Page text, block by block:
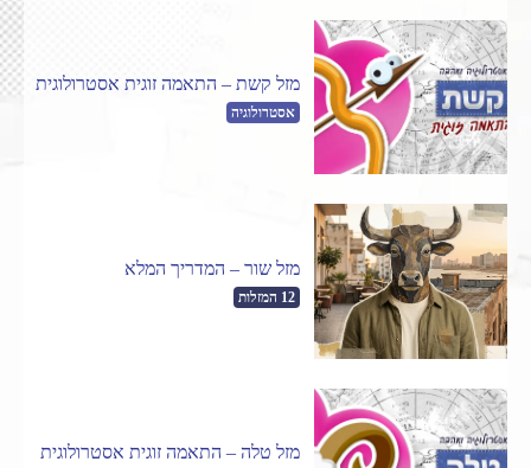
מזל קשת – התאמה זוגית אסטרולוגית
אסטרולוגיה
מזל שור – המדריך המלא
12 המזלות
מזל טלה – התאמה זוגית אסטרולוגית